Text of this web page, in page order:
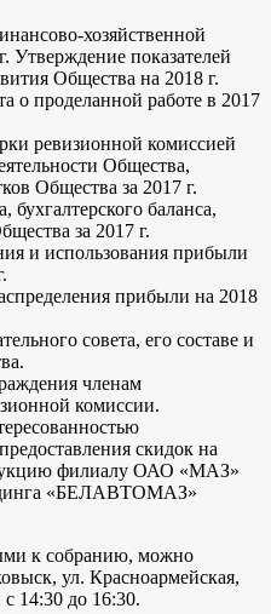
хозяйственной
Утверждение показателей
Общества на 2018 г.
о проделанной работе в 2017
ревизионной комиссией
Общества,
Общества за 2017 г.
бухгалтерского баланса,
за 2017 г.
и использования прибыли
прибыли на 2018
совета, его составе и
членам
комиссии.
скидок на
филиалу ОАО «МАЗ»
«БЕЛАВТОМАЗ»
к собранию, можно
ул. Красноармейская,
14:30 до 16:30.